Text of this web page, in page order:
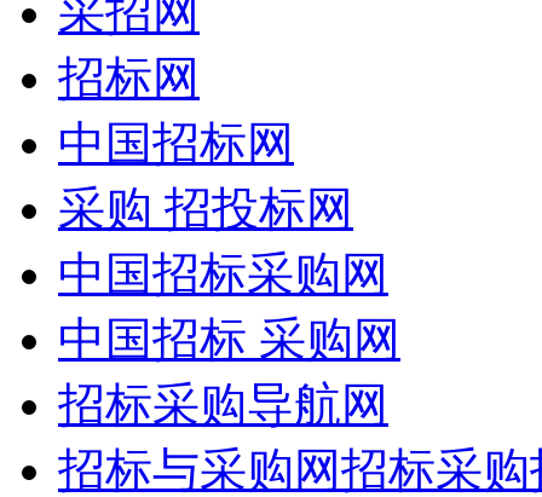
采招网
招标网
中国招标网
采购 招投标网
中国招标采购网
中国招标 采购网
招标采购导航网
招标与采购网招标采